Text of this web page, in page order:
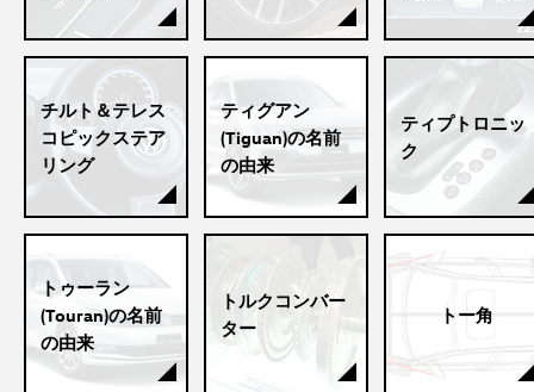
チルト＆テレス
コピックステア
リング
ティグアン
(Tiguan)の名前
の由来
ティプトロニッ
ク
トゥーラン
(Touran)の名前
の由来
トルクコンバー
ター
トー角